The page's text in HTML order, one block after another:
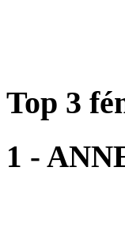
Top 3
1 -